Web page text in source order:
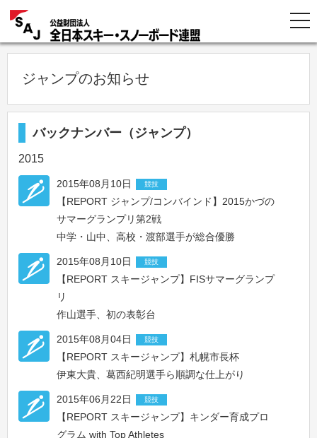
ジャンプのお知らせ
バックナンバー（ジャンプ）
2015
2015年08月10日 競技
【REPORT ジャンプ/コンバインド】2015かづの
サマーグランプリ第2戦
中学・山中、高校・渡部選手が総合優勝
2015年08月10日 競技
【REPORT スキージャンプ】FISサマーグランプ
リ
作山選手、初の表彰台
2015年08月04日 競技
【REPORT スキージャンプ】札幌市長杯
伊東大貴、葛西紀明選手ら順調な仕上がり
2015年06月22日 競技
【REPORT スキージャンプ】キンダー育成プロ
グラム with Top Athletes